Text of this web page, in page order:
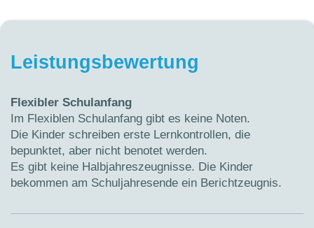
Leistungsbewertung
Flexibler Schulanfang
Im Flexiblen Schulanfang gibt es keine Noten.
Die Kinder schreiben erste Lernkontrollen, die
bepunktet, aber nicht benotet werden.
Es gibt keine Halbjahreszeugnisse. Die Kinder
bekommen am Schuljahresende ein Berichtzeugnis.